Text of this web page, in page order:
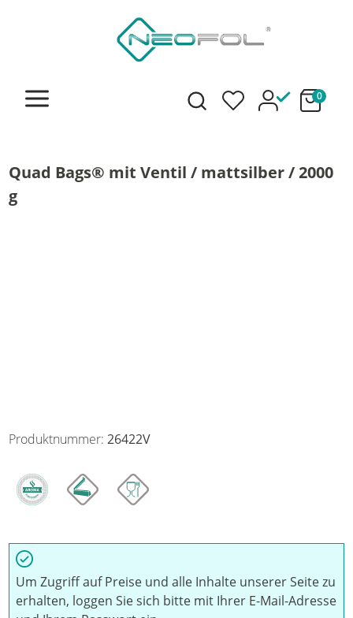
0
Quad Bags® mit Ventil / mattsilber / 2000
g
Produktnummer:26422V
Um Zugriff auf Preise und alle Inhalte unserer Seite zu
erhalten, loggen Sie sich bitte mit Ihrer E-Mail-Adresse